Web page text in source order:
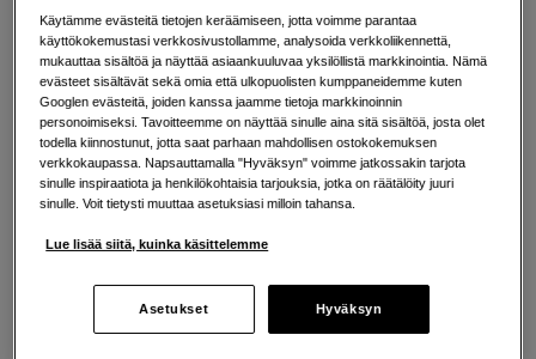
Lisää tietoa
Valitse Muita vaihtoehtoja
EUR
Käytämme evästeitä tietojen keräämiseen, jotta voimme parantaa
käyttökokemustasi verkkosivustollamme, analysoida verkkoliikennettä,
mukauttaa sisältöä ja näyttää asiaankuuluvaa yksilöllistä markkinointia. Nämä
evästeet sisältävät sekä omia että ulkopuolisten kumppaneidemme kuten
Googlen evästeitä, joiden kanssa jaamme tietoja markkinoinnin
personoimiseksi. Tavoitteemme on näyttää sinulle aina sitä sisältöä, josta olet
todella kiinnostunut, jotta saat parhaan mahdollisen ostokokemuksen
verkkokaupassa. Napsauttamalla "Hyväksyn" voimme jatkossakin tarjota
sinulle inspiraatiota ja henkilökohtaisia tarjouksia, jotka on räätälöity juuri
sinulle. Voit tietysti muuttaa asetuksiasi milloin tahansa.
Lue lisää siitä, kuinka käsittelemme
Asetukset Hyväksyn